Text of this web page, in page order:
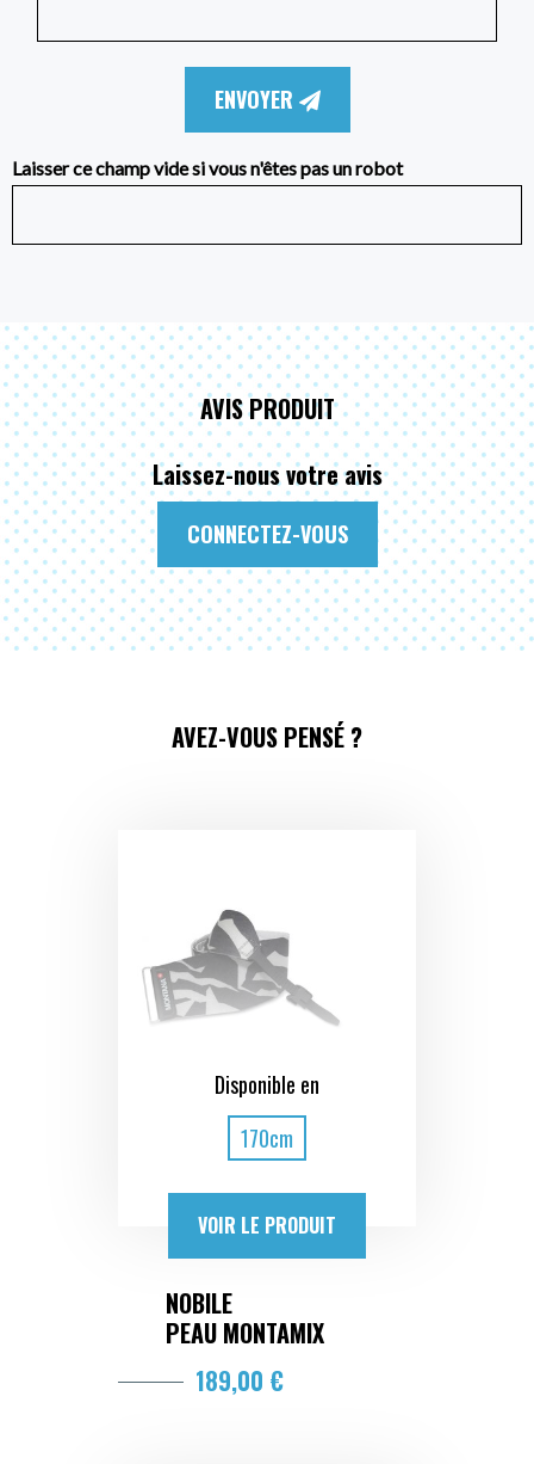
ENVOYER
Laisser ce champ vide si vous n'êtes pas un robot
AVIS PRODUIT
Laissez-nous votre avis
CONNECTEZ-VOUS
AVEZ-VOUS PENSÉ ?
Disponible en
170cm
VOIR LE PRODUIT
NOBILE
PEAU MONTAMIX
189,00 €